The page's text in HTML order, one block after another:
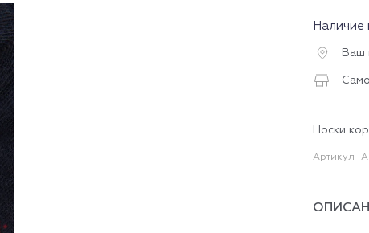
Наличие
Ваш
Носки
Артикул